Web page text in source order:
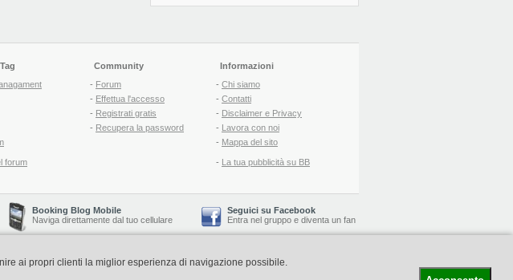
forum
Community
- Forum
- Effettua l'accesso
- Registrati gratis
- Recupera la password
Informazioni
- Chi siamo
- Contatti
- Disclaimer e Privacy
- Lavora con noi
- Mappa del sito
- La tua pubblicità su BB
Booking Blog Mobile
Naviga direttamente dal tuo cellulare
Seguici su Facebook
Entra nel gruppo e diventa un fan
QNT S.r.l. Socio Unico -www.qnt.it-Booking Blog™ -Il blog del Web Marketing Turistico
ai propri clienti la miglior esperienza di navigazione possibile.